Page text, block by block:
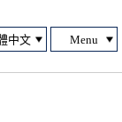
Menu